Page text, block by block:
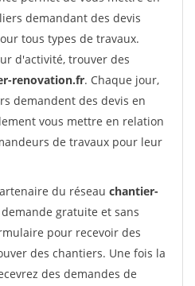
demandant des devis
tous types de travaux.
d'activité, trouver des
renovation.fr. Chaque jour,
demandent des devis en
vous mettre en relation
de travaux pour leur
du réseau chantier-
gratuite et sans
pour recevoir des
des chantiers. Une fois la
des demandes de